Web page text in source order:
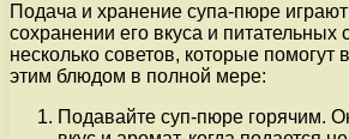
Подача и хранение супа-пюре
сохранении его вкуса и питательных
несколько советов, которые помогут
этим блюдом в полной мере:
Подавайте суп-пюре горячим.